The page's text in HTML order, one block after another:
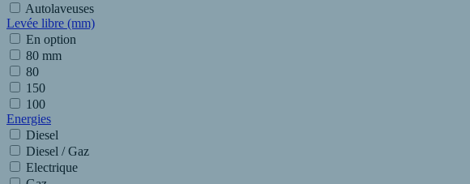
Autolaveuses
Levée libre (mm)
En option
80 mm
80
150
100
Energies
Diesel
Diesel / Gaz
Electrique